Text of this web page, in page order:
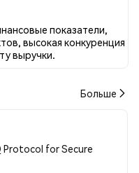
показатели,
высокая конкуренция
выручки.
Больше
Protocol for Secure